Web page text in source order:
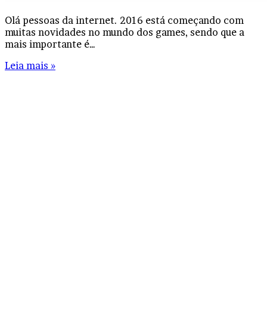
Olá pessoas da internet. 2016 está começando com
muitas novidades no mundo dos games, sendo que a
mais importante é…
Leia mais »